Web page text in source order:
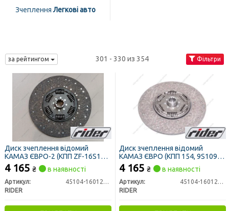
Зчеплення Легкові авто
за рейтингом 301 - 330 из 354 Фільтри
Диск зчеплення відомий
КАМАЗ ЄВРО-2 (КПП ZF-16S151)
б/асб (RIDER)
4 165 ₴ в наявності
Артикул:
45104-1601205-90
RIDER
Диск зчеплення відомий
КАМАЗ ЄВРО (КПП 154, 9S109)
б/асб (RIDER)
4 165 ₴ в наявності
Артикул:
45104-1601206-90
RIDER